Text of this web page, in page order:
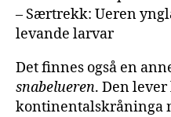
– Særtrekk: Ueren
levande larvar
Det finnes også en
snabelueren. Den lever
kontinentalskråninga